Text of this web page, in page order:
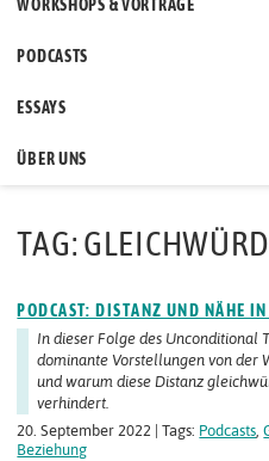
WORKSHOPS & VORTRÄGE
PODCASTS
ESSAYS
ÜBER UNS
TAG:
PODCAST: DISTANZ UND NÄHE IN
In dieser Folge des Unconditional
dominante Vorstellungen von der
und warum diese Distanz
verhindert.
20. September 2022 | Tags: Podcasts,
Beziehung